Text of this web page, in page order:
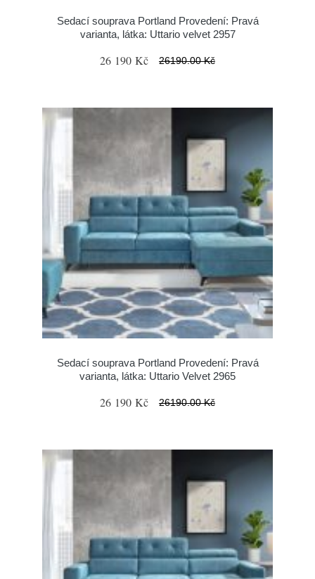
Sedací souprava Portland Provedení: Pravá
varianta, látka: Uttario velvet 2957
26 190 Kč 26190.00 Kč
Sedací souprava Portland Provedení: Pravá
varianta, látka: Uttario Velvet 2965
26 190 Kč 26190.00 Kč